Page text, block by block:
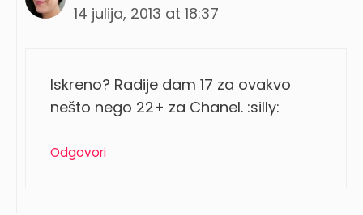
14 julija, 2013 at 18:37
Iskreno? Radije dam 17 za ovakvo
nešto nego 22+ za Chanel. :silly:
Odgovori